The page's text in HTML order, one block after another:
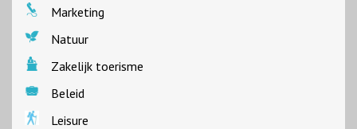
Marketing
Natuur
Zakelijk toerisme
Beleid
Leisure